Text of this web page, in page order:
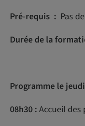
Pré-requis : Pas
Durée de la
Programme le
08h30 : Accueil des